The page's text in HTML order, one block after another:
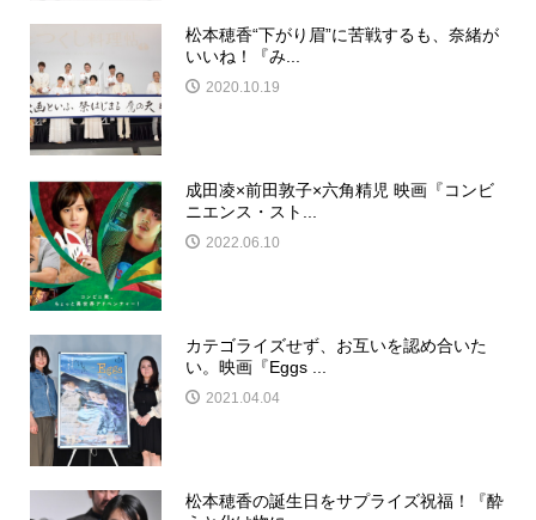
松本穂香“下がり眉”に苦戦するも、奈緒が
いいね！『み...
2020.10.19
成田凌×前田敦子×六角精児 映画『コンビ
ニエンス・スト...
2022.06.10
カテゴライズせず、お互いを認め合いた
い。映画『Eggs ...
2021.04.04
松本穂香の誕生日をサプライズ祝福！『酔